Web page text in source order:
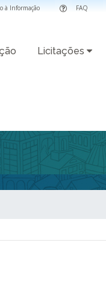
FAQ
à Informação
Licitações